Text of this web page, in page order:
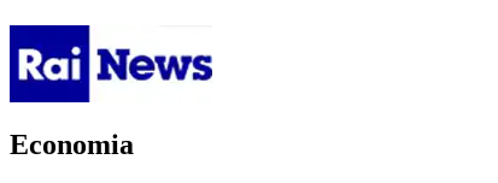
Economia